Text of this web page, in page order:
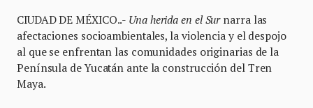
CIUDAD DE MÉXICO..- Una herida en el Surnarra las
afectaciones socioambientales, la violencia y el despojo
al que se enfrentan las comunidades originarias de la
Península de Yucatán ante la construcción del Tren
Maya.